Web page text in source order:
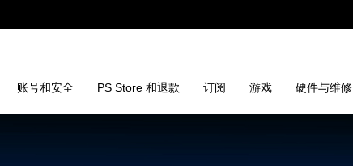
账号和安全 PS Store 和退款 订阅 游戏 硬件与维修